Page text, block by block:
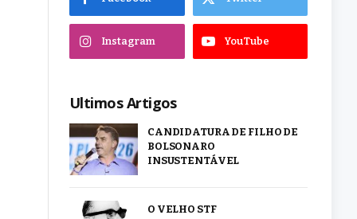
Instagram YouTube
Ultimos Artigos
CANDIDATURA DE FILHO DE
BOLSONARO
INSUSTENTÁVEL
O VELHO STF